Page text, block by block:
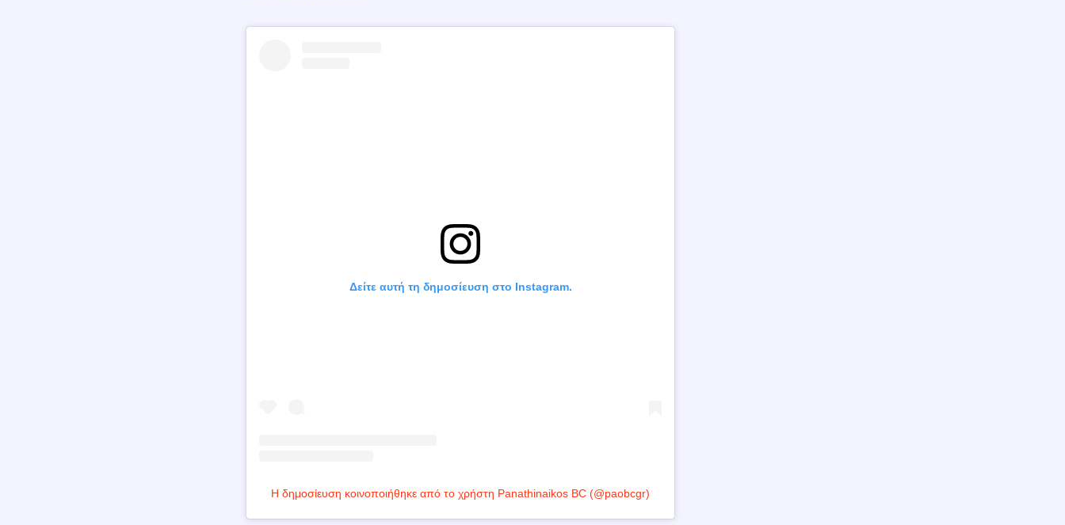
Δείτε αυτή τη δημοσίευση στο Instagram.
Η δημοσίευση κοινοποιήθηκε από το χρήστη Panathinaikos BC (@paobcgr)